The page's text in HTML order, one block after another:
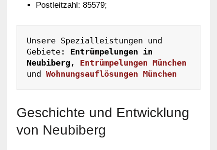
Postleitzahl: 85579;
Unsere Spezialleistungen und
Gebiete: Entrümpelungen in
Neubiberg, Entrümpelungen München
und Wohnungsauflösungen München
Geschichte und Entwicklung
von Neubiberg